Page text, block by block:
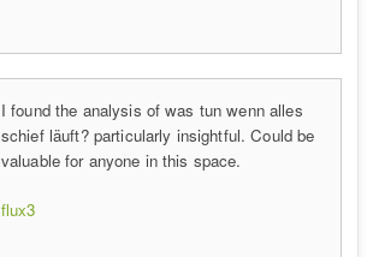
I found the analysis of was tun wenn alles
schief läuft? particularly insightful. Could be
valuable for anyone in this space.
flux3